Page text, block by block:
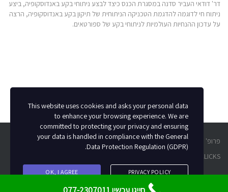
דר' דודאי העביר סדנה במסגרת הכנס כיצד לבצע ניתוחי בקע באנדוסקופיה, ביצע
ניתוח חי לדוגמה להדגמת הטכניקה הניתוחית של תיקון בקע באנדוסקופיה, הרצה
על עדכון ההנחיות העולמיות לניתוחי בקע של ספורטאים.
פרופ' משנה לכירורגיה, יוזוס, ארה"ב 1995 משה דודאי
GET CLICKS רונן וינשטוק
This website uses cookies and asks your personal data
to enhance your browsing experience. We are
committed to protecting your privacy and ensuring
your data is handled in compliance with the General
Data Protection Regulation (GDPR)
.
OK, I AGREE PRIVACY POLICY